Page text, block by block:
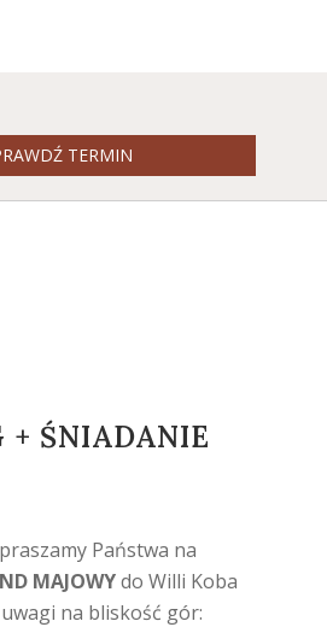
TERMIN
BB W
+ ŚNIADANIE
Państwa na
MAJOWYdo Willi Koba
na bliskość gór: